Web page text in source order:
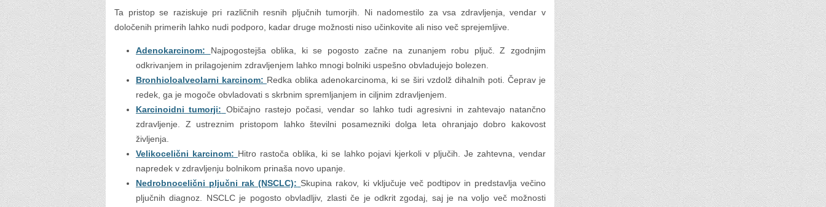
Ta pristop se raziskuje pri različnih resnih pljučnih tumorjih. Ni nadomestilo za vsa zdravljenja, vendar v
določenih primerih lahko nudi podporo, kadar druge možnosti niso učinkovite ali niso več sprejemljive.
Adenokarcinom:
Najpogostejša oblika, ki se pogosto začne na zunanjem robu pljuč. Z zgodnjim
odkrivanjem in prilagojenim zdravljenjem lahko mnogi bolniki uspešno obvladujejo bolezen.
Bronhioloalveolarni karcinom: Redka oblika adenokarcinoma, ki se širi vzdolž dihalnih poti. Čeprav je
redek, ga je mogoče obvladovati s skrbnim spremljanjem in ciljnim zdravljenjem.
Karcinoidni tumorji: Običajno rastejo počasi, vendar so lahko tudi agresivni in zahtevajo natančno
zdravljenje. Z ustreznim pristopom lahko številni posamezniki dolga leta ohranjajo dobro kakovost
življenja.
Velikocelični karcinom: Hitro rastoča oblika, ki se lahko pojavi kjerkoli v pljučih. Je zahtevna, vendar
napredek v zdravljenju bolnikom prinaša novo upanje.
Nedrobnocelični pljučni rak (NSCLC): Skupina rakov, ki vključuje več podtipov in predstavlja večino
pljučnih diagnoz. NSCLC je pogosto obvladljiv, zlasti če je odkrit zgodaj, saj je na voljo več možnosti